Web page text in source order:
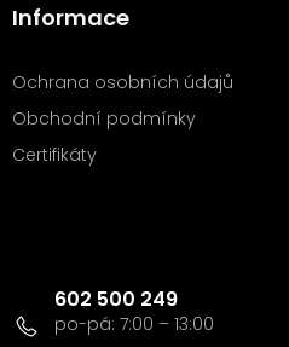
Informace
Ochrana osobních údajů
Obchodní podmínky
Certifikáty
602 500 249